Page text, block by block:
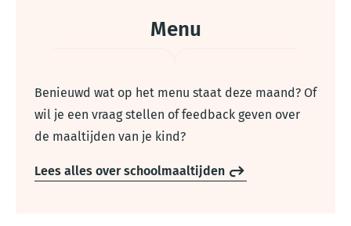
Menu
Benieuwd wat op het menu staat deze maand? Of
wil je een vraag stellen of feedback geven over
de maaltijden van je kind?
Lees alles over schoolmaaltijden